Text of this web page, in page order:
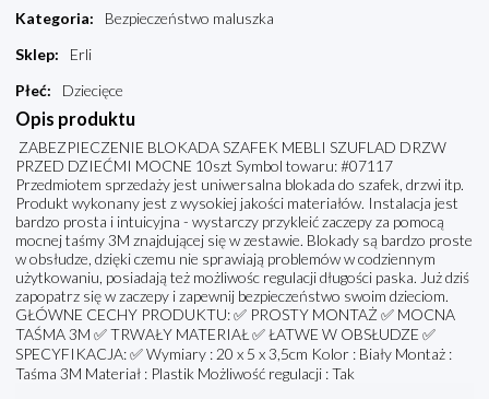
Kategoria:
Bezpieczeństwo maluszka
Sklep:
Erli
Płeć: Dziecięce
Opis produktu
ZABEZPIECZENIE BLOKADA SZAFEK MEBLI SZUFLAD DRZW
PRZED DZIEĆMI MOCNE 10szt Symbol towaru: #07117
Przedmiotem sprzedaży jest uniwersalna blokada do szafek, drzwi itp.
Produkt wykonany jest z wysokiej jakości materiałów. Instalacja jest
bardzo prosta i intuicyjna - wystarczy przykleić zaczepy za pomocą
mocnej taśmy 3M znajdującej się w zestawie. Blokady są bardzo proste
w obsłudze, dzięki czemu nie sprawiają problemów w codziennym
użytkowaniu, posiadają też możliwośc regulacji długości paska. Już dziś
zapopatrz się w zaczepy i zapewnij bezpieczeństwo swoim dzieciom.
GŁÓWNE CECHY PRODUKTU: ✅ PROSTY MONTAŻ ✅ MOCNA
TAŚMA 3M ✅ TRWAŁY MATERIAŁ ✅ ŁATWE W OBSŁUDZE ✅
SPECYFIKACJA: ✅ Wymiary : 20 x 5 x 3,5cm Kolor : Biały Montaż :
Taśma 3M Materiał : Plastik Możliwość regulacji : Tak